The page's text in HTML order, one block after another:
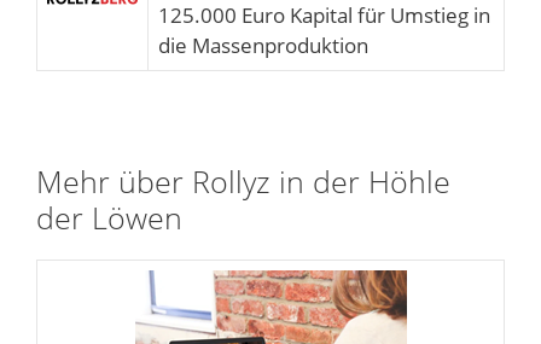
125.000 Euro Kapital für Umstieg in
die Massenproduktion
Mehr über Rollyz in der Höhle
der Löwen